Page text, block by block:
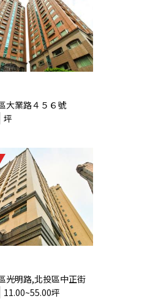
大業路４５６號
坪
光明路,北投區中正街
11.00~55.00坪